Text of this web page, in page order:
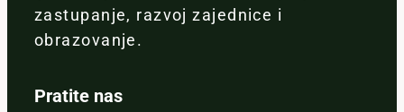
zastupanje, razvoj zajednice i
obrazovanje.
Pratite nas